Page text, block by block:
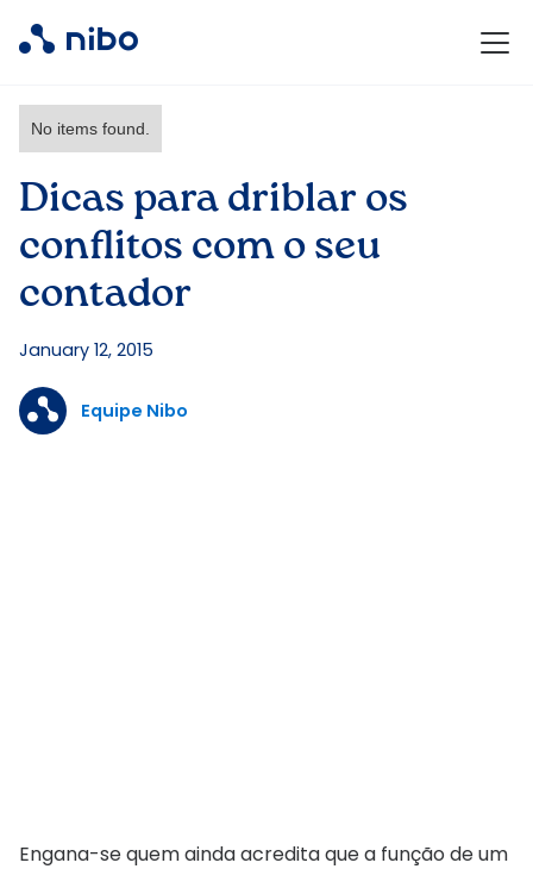
No items found.
Dicas para driblar os
conflitos com o seu
contador
January 12, 2015
Equipe Nibo
Engana-se quem ainda acredita que a função de um